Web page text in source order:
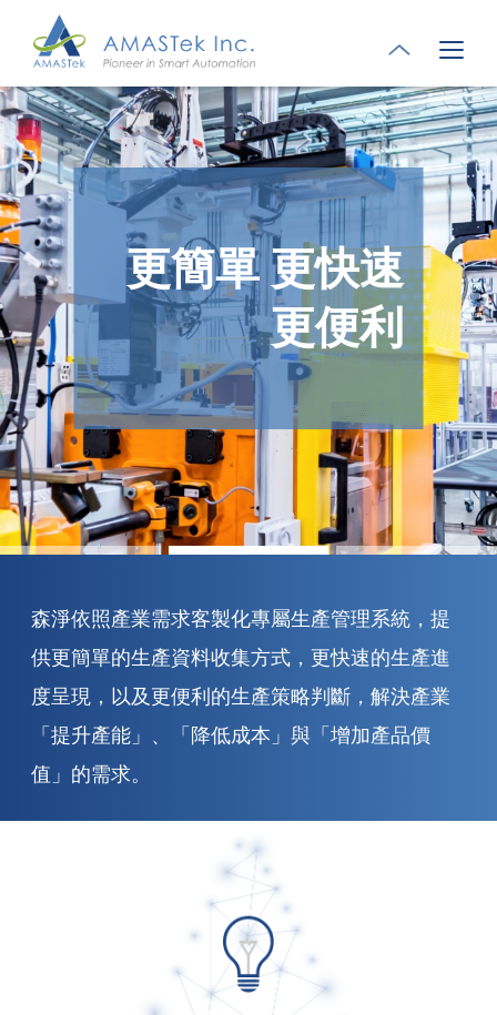
更簡單 更快速
更便利
森淨依照產業需求客製化專屬生產管理系統，提
供更簡單的生產資料收集方式，更快速的生產進
度呈現，以及更便利的生產策略判斷，解決產業
「提升產能」、「降低成本」與「增加產品價
值」的需求。